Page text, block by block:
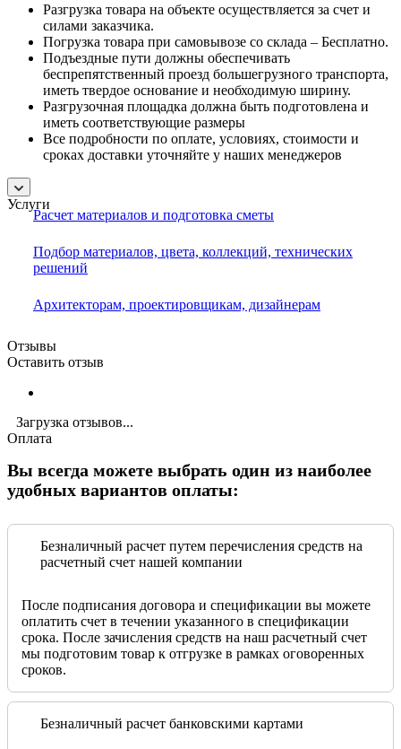
Разгрузка товара на объекте осуществляется за счет и
силами заказчика.
Погрузка товара при самовывозе со склада – Бесплатно.
Подъездные пути должны обеспечивать
беспрепятственный проезд большегрузного транспорта,
иметь твердое основание и необходимую ширину.
Разгрузочная площадка должна быть подготовлена и
иметь соответствующие размеры
Все подробности по оплате, условиях, стоимости и
сроках доставки уточняйте у наших менеджеров
Услуги
Расчет материалов и подготовка сметы
Подбор материалов, цвета, коллекций, технических
решений
Архитекторам, проектировщикам, дизайнерам
Отзывы
Оставить отзыв
Загрузка отзывов...
Оплата
Вы всегда можете выбрать один из наиболее
удобных вариантов оплаты:
Безналичный расчет путем перечисления средств на
расчетный счет нашей компании
После подписания договора и спецификации вы можете
оплатить счет в течении указанного в спецификации
срока. После зачисления средств на наш расчетный счет
мы подготовим товар к отгрузке в рамках оговоренных
сроков.
Безналичный расчет банковскими картами